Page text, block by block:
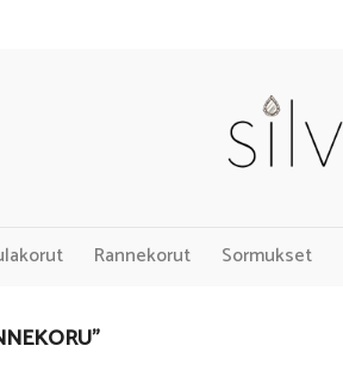
Rannekorut Sormukset